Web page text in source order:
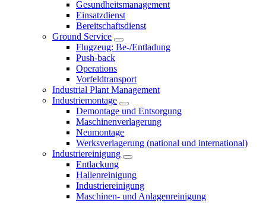
Gesundheitsmanagement
Einsatzdienst
Bereitschaftsdienst
Ground Service
Flugzeug: Be-/Entladung
Push-back
Operations
Vorfeldtransport
Industrial Plant Management
Industriemontage
Demontage und Entsorgung
Maschinenverlagerung
Neumontage
Werksverlagerung (national und international)
Industriereinigung
Entlackung
Hallenreinigung
Industriereinigung
Maschinen- und Anlagenreinigung